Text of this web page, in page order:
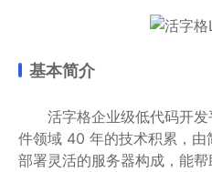
基本简介
活字格企业级低代码开发
件领域 40 年的技术积累，由
部署灵活的服务器构成，能